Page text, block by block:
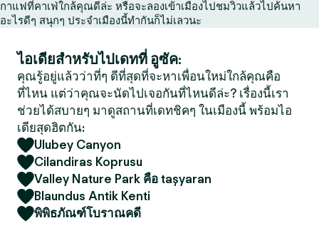
กาแฟที่คาเฟ่ใกล้คุณดีล่ะ หรือจะลองเข้าเมืองไปชมวิวแล้วไปค้นหา
อะไรดีๆ สนุกๆ ประจำเมืองนี้ทำกันก็ไม่เลวนะ
ไอเดียสำหรับไปเดทที่ อูซัค:
คุณรู้อยู่แล้วว่าที่ๆ ดีที่สุดที่จะหาเพื่อนใหม่ใกล้คุณคือ
ที่ไหน แต่ว่าคุณจะนัดไปเจอกันที่ไหนดีล่ะ? เรื่องนี้เรา
ช่วยได้สบายๆ มาดูสถานที่เดทชิคๆ ในเมืองนี้ พร้อมไอ
เดียสุดฮิตกัน:
Ulubey Canyon
Cilandiras Koprusu
Valley Nature Park คือ taşyaran
Blaundus Antik Kenti
พิพิธภัณฑ์โบราณคดี